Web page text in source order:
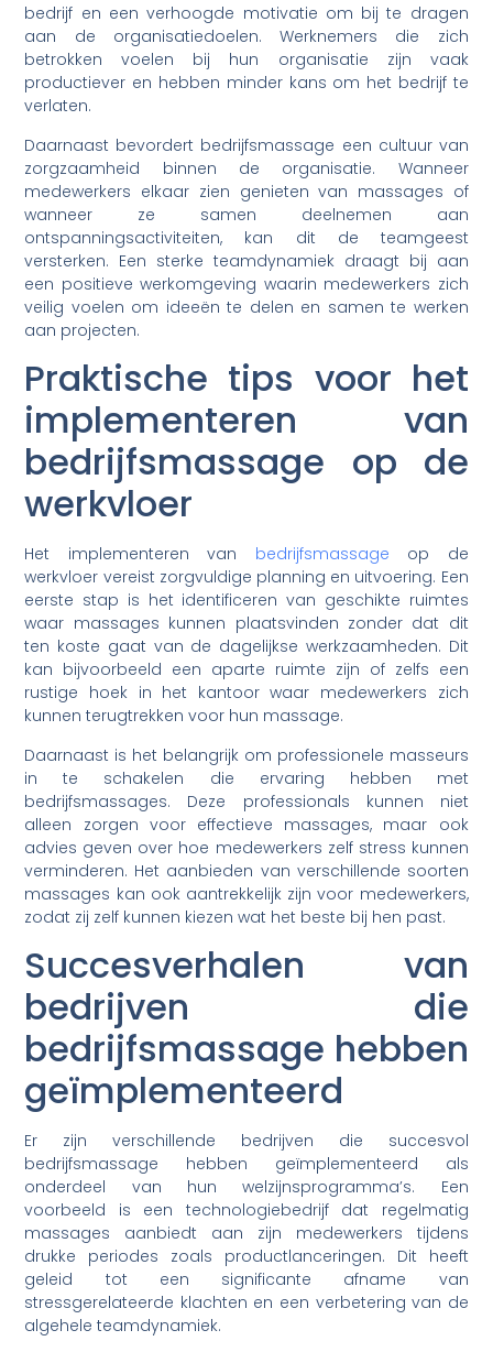
bedrijf en een verhoogde motivatie om bij te dragen
aan de organisatiedoelen. Werknemers die zich
betrokken voelen bij hun organisatie zijn vaak
productiever en hebben minder kans om het bedrijf te
verlaten.
Daarnaast bevordert bedrijfsmassage een cultuur van
zorgzaamheid binnen de organisatie. Wanneer
medewerkers elkaar zien genieten van massages of
wanneer ze samen deelnemen aan
ontspanningsactiviteiten, kan dit de teamgeest
versterken. Een sterke teamdynamiek draagt bij aan
een positieve werkomgeving waarin medewerkers zich
veilig voelen om ideeën te delen en samen te werken
aan projecten.
Praktische tips voor het
implementeren van
bedrijfsmassage op de
werkvloer
Het implementeren van bedrijfsmassage op de
werkvloer vereist zorgvuldige planning en uitvoering. Een
eerste stap is het identificeren van geschikte ruimtes
waar massages kunnen plaatsvinden zonder dat dit
ten koste gaat van de dagelijkse werkzaamheden. Dit
kan bijvoorbeeld een aparte ruimte zijn of zelfs een
rustige hoek in het kantoor waar medewerkers zich
kunnen terugtrekken voor hun massage.
Daarnaast is het belangrijk om professionele masseurs
in te schakelen die ervaring hebben met
bedrijfsmassages. Deze professionals kunnen niet
alleen zorgen voor effectieve massages, maar ook
advies geven over hoe medewerkers zelf stress kunnen
verminderen. Het aanbieden van verschillende soorten
massages kan ook aantrekkelijk zijn voor medewerkers,
zodat zij zelf kunnen kiezen wat het beste bij hen past.
Succesverhalen van
bedrijven die
bedrijfsmassage hebben
geïmplementeerd
Er zijn verschillende bedrijven die succesvol
bedrijfsmassage hebben geïmplementeerd als
onderdeel van hun welzijnsprogramma’s. Een
voorbeeld is een technologiebedrijf dat regelmatig
massages aanbiedt aan zijn medewerkers tijdens
drukke periodes zoals productlanceringen. Dit heeft
geleid tot een significante afname van
stressgerelateerde klachten en een verbetering van de
algehele teamdynamiek.